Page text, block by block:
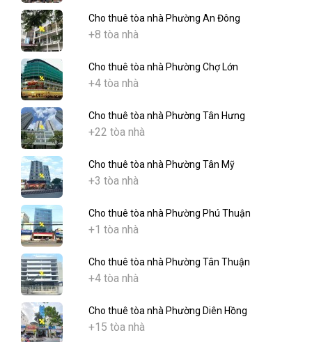
Cho thuê tòa nhà Phường An Đông
+8 tòa nhà
Cho thuê tòa nhà Phường Chợ Lớn
+4 tòa nhà
Cho thuê tòa nhà Phường Tân Hưng
+22 tòa nhà
Cho thuê tòa nhà Phường Tân Mỹ
+3 tòa nhà
Cho thuê tòa nhà Phường Phú Thuận
+1 tòa nhà
Cho thuê tòa nhà Phường Tân Thuận
+4 tòa nhà
Cho thuê tòa nhà Phường Diên Hồng
+15 tòa nhà